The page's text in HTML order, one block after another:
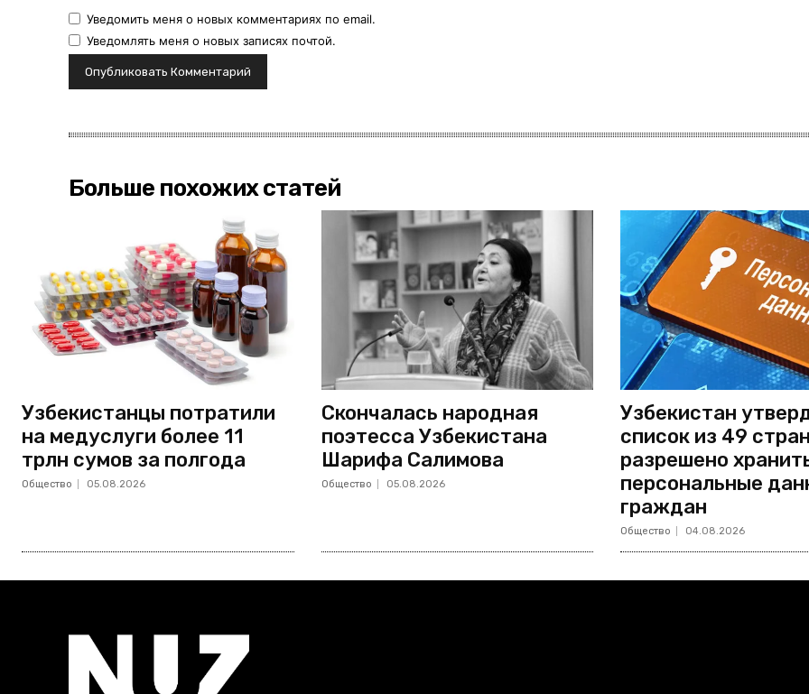
Уведомить меня о новых комментариях по email.
Уведомлять меня о новых записях почтой.
Больше похожих статей
Узбекистанцы потратили
на медуслуги более 11
трлн сумов за полгода
Общество 05.08.2026
Скончалась народная
поэтесса Узбекистана
Шарифа Салимова
Общество 05.08.2026
Узбекистан
список из 49
разрешено
персональные
граждан
Общество 04.08.2026